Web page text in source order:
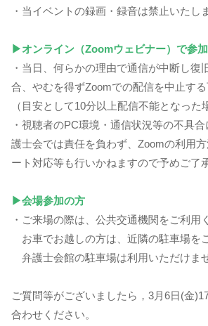
・当イベントの録画・録音は禁止いたし
▶オンライン（Zoomウェビナー）で参
・当日、何らかの理由で通信が中断し復
合、やむを得ずZoomでの配信を中止す
（目安として10分以上配信不能となった
・視聴者のPC環境・通信状況等の不具
護士会では責任を負わず、Zoomの利用
ート対応等も行いかねますので予めご了
▶会場参加の方
・ご来場の際は、公共交通機関をご利用
お車でお越しの方は、近隣の駐車場を
弁護士会館の駐車場は利用いただけませ
ご質問等がございましたら，3月6日(金
合わせください。